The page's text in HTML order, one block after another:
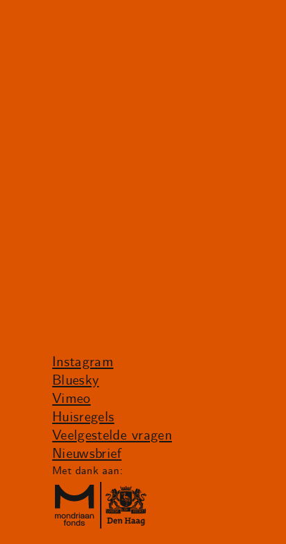
Instagram
Bluesky
Vimeo
Huisregels
Veelgestelde vragen
Nieuwsbrief
Met dank aan: